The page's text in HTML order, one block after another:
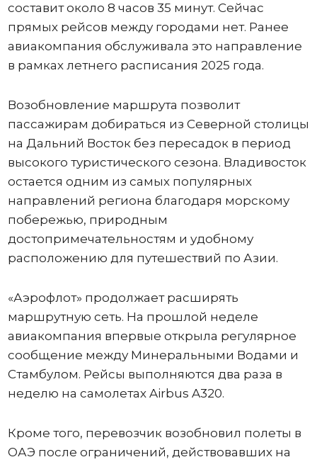
составит около 8 часов 35 минут. Сейчас
прямых рейсов между городами нет. Ранее
авиакомпания обслуживала это направление
в рамках летнего расписания 2025 года.
Возобновление маршрута позволит
пассажирам добираться из Северной столицы
на Дальний Восток без пересадок в период
высокого туристического сезона. Владивосток
остается одним из самых популярных
направлений региона благодаря морскому
побережью, природным
достопримечательностям и удобному
расположению для путешествий по Азии.
«Аэрофлот» продолжает расширять
маршрутную сеть. На прошлой неделе
авиакомпания впервые открыла регулярное
сообщение между Минеральными Водами и
Стамбулом. Рейсы выполняются два раза в
неделю на самолетах Airbus A320.
Кроме того, перевозчик возобновил полеты в
ОАЭ после ограничений, действовавших на